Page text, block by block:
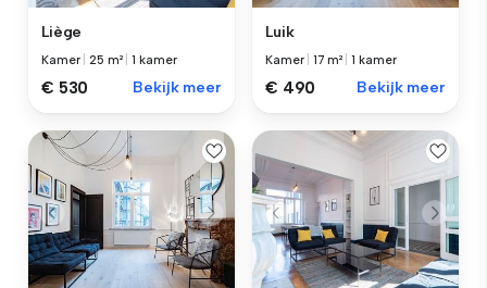
Liège
Kamer |25 m² |1 kamer
€ 530 Bekijk meer
Luik
Kamer |17 m² |1 kamer
€ 490 Bekijk meer